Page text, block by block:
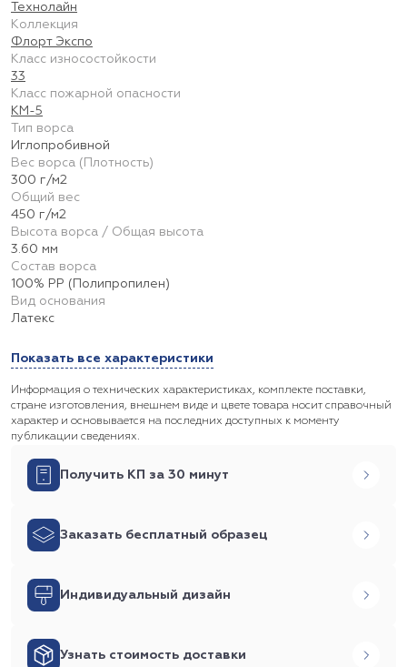
Технолайн
Коллекция
Флорт Экспо
Класс износостойкости
33
Класс пожарной опасности
КМ-5
Тип ворса
Иглопробивной
Вес ворса (Плотность)
300 г/м2
Общий вес
450 г/м2
Высота ворса / Общая высота
3.60 мм
Состав ворса
100% PP (Полипропилен)
Вид основания
Латекс
Показать все характеристики
Информация о технических характеристиках, комплекте поставки,
стране изготовления, внешнем виде и цвете товара носит справочный
характер и основывается на последних доступных к моменту
публикации сведениях.
Получить КП за 30 минут
Заказать бесплатный образец
Индивидуальный дизайн
Узнать стоимость доставки